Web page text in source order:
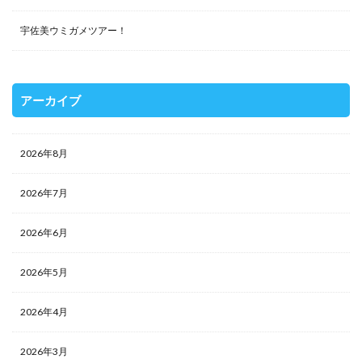
宇佐美ウミガメツアー！
アーカイブ
2026年8月
2026年7月
2026年6月
2026年5月
2026年4月
2026年3月